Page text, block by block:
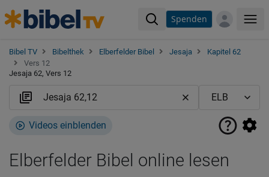
Spenden
Bibel TV Bibelthek Elberfelder Bibel Jesaja
Kapitel 62
Vers 12
Jesaja 62, Vers 12
Videos einblenden
Elberfelder Bibel online lesen